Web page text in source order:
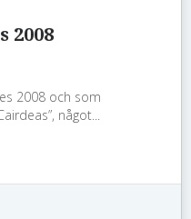
2008
2008 och som
något...